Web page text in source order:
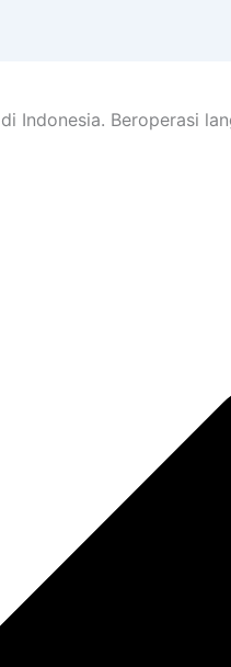
Indonesia. Beroperasi